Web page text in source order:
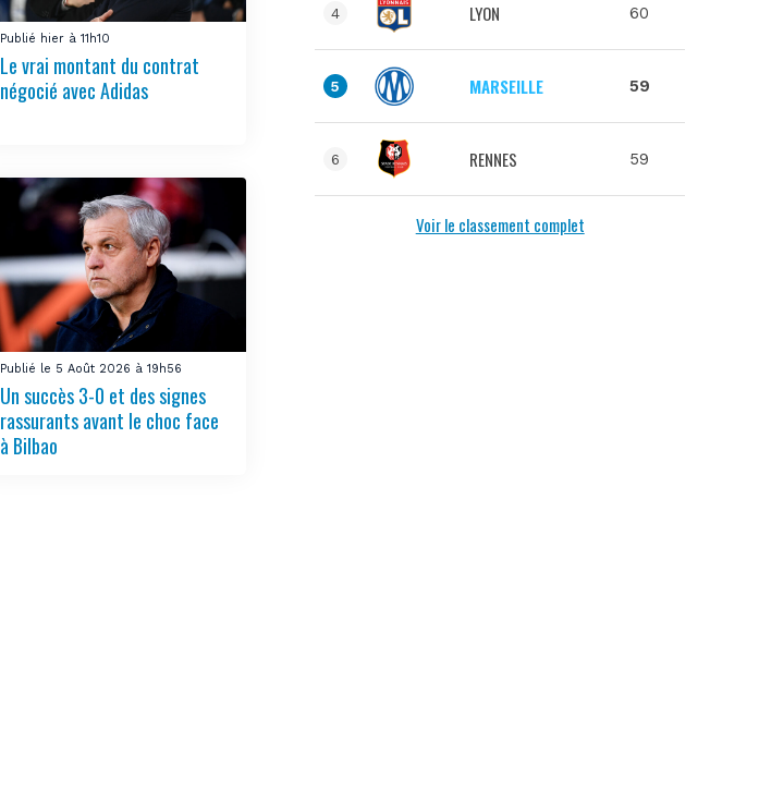
Publié hier à 11h10
Le vrai montant du contrat
négocié avec Adidas
Publié le 5 Août 2026 à 19h56
Un succès 3-0 et des signes
rassurants avant le choc face
à Bilbao
4 LYON 60
5 MARSEILLE 59
6 RENNES 59
Voir le classement complet